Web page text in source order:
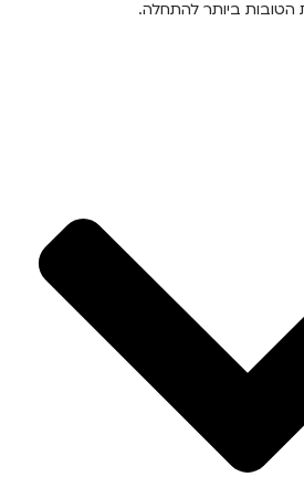
הטובות ביותר להתחלה.